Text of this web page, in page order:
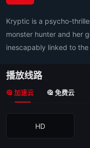
Kryptic is a psycho-
monster hunter and her
inescapably linked to
播放线路
加速云 免费云
HD